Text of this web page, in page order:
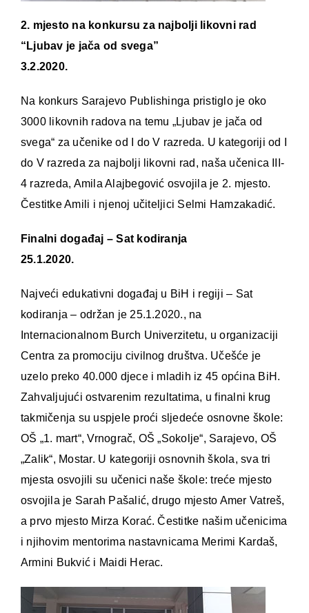
2. mjesto na konkursu za najbolji likovni rad
“Ljubav je jača od svega”
3.2.2020.
Na konkurs Sarajevo Publishinga pristiglo je oko
3000 likovnih radova na temu „Ljubav je jača od
svega“ za učenike od I do V razreda. U kategoriji od I
do V razreda za najbolji likovni rad, naša učenica III-
4 razreda, Amila Alajbegović osvojila je 2. mjesto.
Čestitke Amili i njenoj učiteljici Selmi Hamzakadić.
Finalni događaj – Sat kodiranja
25.1.2020.
Najveći edukativni događaj u BiH i regiji – Sat
kodiranja – održan je 25.1.2020., na
Internacionalnom Burch Univerzitetu, u organizaciji
Centra za promociju civilnog društva. Učešće je
uzelo preko 40.000 djece i mladih iz 45 općina BiH.
Zahvaljujući ostvarenim rezultatima, u finalni krug
takmičenja su uspjele proći sljedeće osnovne škole:
OŠ „1. mart“, Vrnograč, OŠ „Sokolje“, Sarajevo, OŠ
„Zalik“, Mostar. U kategoriji osnovnih škola, sva tri
mjesta osvojili su učenici naše škole: treće mjesto
osvojila je Sarah Pašalić, drugo mjesto Amer Vatreš,
a prvo mjesto Mirza Korać. Čestitke našim učenicima
i njihovim mentorima nastavnicama Merimi Kardaš,
Armini Bukvić i Maidi Herac.